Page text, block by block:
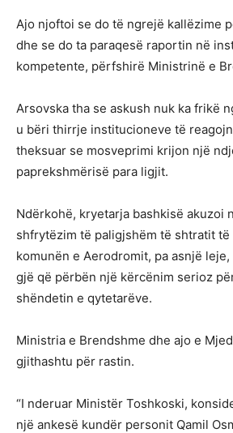
Ajo njoftoi se do të ngrejë kallëzime
dhe se do ta paraqesë raportin në
kompetente, përfshirë Ministrinë e
Arsovska tha se askush nuk ka frikë
u bëri thirrje institucioneve të
theksuar se mosveprimi krijon një
paprekshmërisë para ligjit.
Ndërkohë, kryetarja bashkisë akuzoi
shfrytëzim të paligjshëm të shtratit të
komunën e Aerodromit, pa asnjë
gjë që përbën një kërcënim serioz
shëndetin e qytetarëve.
Ministria e Brendshme dhe ajo e
gjithashtu për rastin.
“I nderuar Ministër Toshkoski,
një ankesë kundër personit Qamil